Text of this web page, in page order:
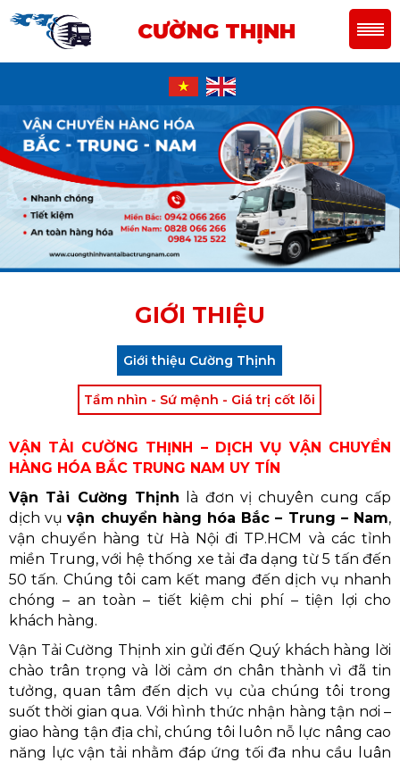
CƯỜNG THỊNH
GIỚI THIỆU
Giới thiệu Cường Thịnh
Tầm nhìn - Sứ mệnh - Giá trị cốt lõi
VẬN TẢI CƯỜNG THỊNH – DỊCH VỤ VẬN CHUYỂN
HÀNG HÓA BẮC TRUNG NAM UY TÍN
Vận Tải Cường Thịnh là đơn vị chuyên cung cấp
dịch vụvận chuyển hàng hóa Bắc – Trung – Nam,
vận chuyển hàng từ Hà Nội đi TP.HCM và các tỉnh
miền Trung, với hệ thống xe tải đa dạng từ 5 tấn đến
50 tấn. Chúng tôi cam kết mang đến dịch vụ nhanh
chóng – an toàn – tiết kiệm chi phí – tiện lợi cho
khách hàng.
Vận Tải Cường Thịnh xin gửi đến Quý khách hàng lời
chào trân trọng và lời cảm ơn chân thành vì đã tin
tưởng, quan tâm đến dịch vụ của chúng tôi trong
suốt thời gian qua. Với hình thức nhận hàng tận nơi –
giao hàng tận địa chỉ, chúng tôi luôn nỗ lực nâng cao
năng lực vận tải nhằm đáp ứng tối đa nhu cầu luân